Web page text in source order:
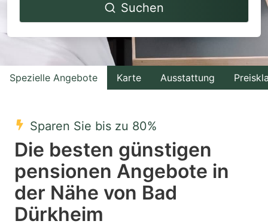
to
interact
with
the
select
a
date.
Press
the
to
with
the
a
date.
Press
Suchen
Spezielle Angebote Karte Ausstattung
Sparen Sie bis zu 80%
Die besten günstigen
pensionen Angebote in
der Nähe von Bad
Dürkheim